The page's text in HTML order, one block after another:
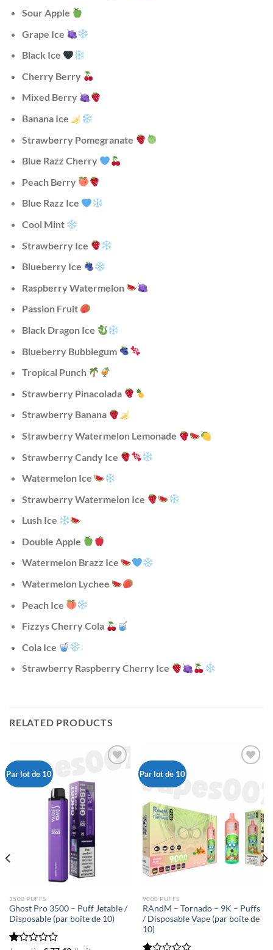
Sour Apple
Grape Ice
Black Ice
Cherry Berry
Mixed Berry
Banana Ice
Strawberry Pomegranate
Blue Razz Cherry
Peach Berry
Blue Razz Ice
Cool Mint
Strawberry Ice
Blueberry Ice
Raspberry Watermelon
Passion Fruit
Black Dragon Ice
Blueberry Bubblegum
Tropical Punch
Strawberry Pinacolada
Strawberry Banana
Strawberry Watermelon Lemonade
Strawberry Candy Ice
Watermelon Ice
Strawberry Watermelon Ice
Lush Ice
Double Apple
Watermelon Brazz Ice
Watermelon Lychee
Peach Ice
Fizzys Cherry Cola
Cola Ice
Strawberry Raspberry Cherry Ice
RELATED PRODUCTS
Par lot de 10
3500 PUFFS
Ghost Pro 3500 – Puff Jetable /
Disposable (par boîte de 10)
Par lot de 10
de
souhaits
9000 PUFFS
RAndM – Tornado – 9K – Puffs
/ Disposable Vape (par boîte de
10)